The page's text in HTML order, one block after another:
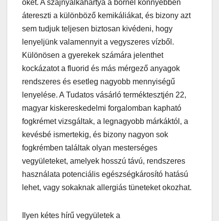
őket. A szájnyálkahártya a bőrnél könnyebben
átereszti a különböző kemikáliákat, és bizony azt
sem tudjuk teljesen biztosan kivédeni, hogy
lenyeljünk valamennyit a vegyszeres vízből.
Különösen a gyerekek számára jelenthet
kockázatot a fluorid és más mérgező anyagok
rendszeres és esetleg nagyobb mennyiségű
lenyelése. A Tudatos vásárló terméktesztjén 22,
magyar kiskereskedelmi forgalomban kapható
fogkrémet vizsgáltak, a legnagyobb márkáktól, a
kevésbé ismertekig, és bizony nagyon sok
fogkrémben találtak olyan mesterséges
vegyületeket, amelyek hosszú távú, rendszeres
használata potenciális egészségkárosító hatású
lehet, vagy sokaknak allergiás tüneteket okozhat.
Ilyen kétes hírű vegyületek a